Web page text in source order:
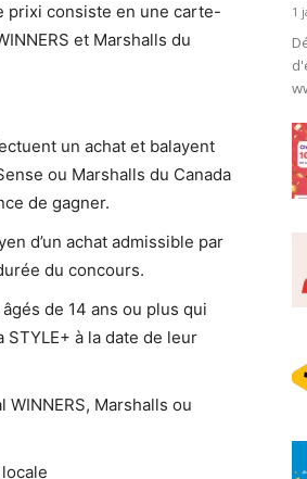
prixi consiste en une carte-
et Marshalls du
un achat et balayent
ou Marshalls du Canada
de gagner.
d’un achat admissible par
du concours.
de 14 ans ou plus qui
à la date de leur
Marshalls ou
1